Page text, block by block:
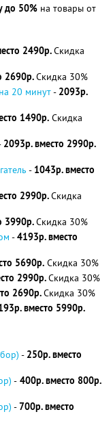
до 50% на товары от
2490р.Скидка
2690р.Скидка 30%
20 минут- 2093р.
1490р. Скидка
2093р. вместо 2990р.
- 1043р. вместо
2990р.Скидка
3990р.Скидка 30%
-4193р. вместо
5690р. Скидка 30%
2990р.Скидка 30%
2690р.Скидка 30%
вместо 5990р.
- 250р. вместо
- 400р. вместо 800р.
-700р. вместо